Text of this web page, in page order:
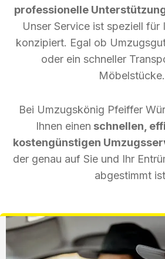
professionelle
Unser Service ist speziell für
konzipiert. Egal ob
oder ein schneller
Möbelstücke.
Bei Umzugskönig Pfeiffer
Ihnen einen schnellen,
kostengünstigen
der genau auf Sie und Ihr
abgestimmt